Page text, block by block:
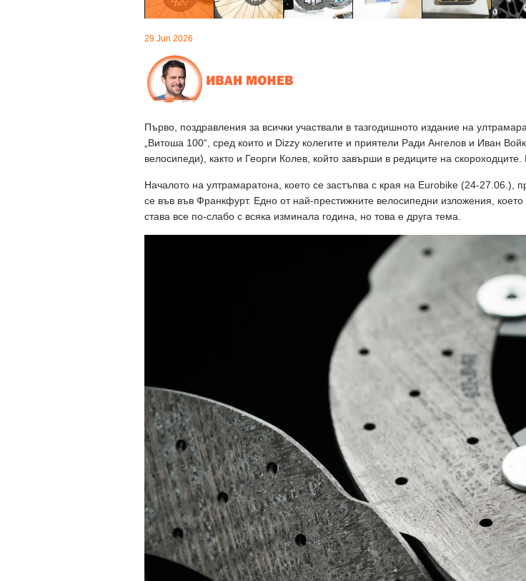
29 Jun 2026
Първо, поздравления за всички участвали в тазгодишното издание на
„Витоша 100“, сред които и Dizzy колегите и приятели Ради Ангелов и Иван
велосипеди), както и Георги Колев, който завърши в редиците на скороходците.
Началото на ултрамаратона, което се застъпва с края на Eurobike (24-27.06.),
се във във Франкфурт. Едно от най-престижните велосипедни изложения, което
става все по-слабо с всяка изминала година, но това е друга тема.